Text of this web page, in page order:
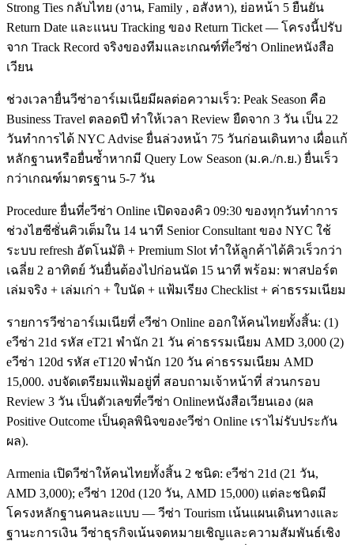
Strong Ties กลับไทย (งาน, Family , อสังหา), ย่อหน้า 5 ยืนยัน
Return Date และแนบ Tracking ของ Return Ticket — โครงนี้ปรับ
จาก Track Record จริงของทีมและเกณฑ์ที่eวีซ่า Onlineหนังสือ
เวียน
ช่วงเวลายื่นวีซ่าอาร์เมเนียมีผลต่อความเร็ว: Peak Season คือ
Business Travel ตลอดปี ทำให้เวลา Review ยืดจาก 3 วัน เป็น 22
วันทำการได้ NYC Advise ยื่นล่วงหน้า 75 วันก่อนเดินทาง เผื่อแก้
หลักฐานหรือยื่นซ้ำหากมี Query Low Season (ม.ค./ก.ย.) ยื่นเร็ว
กว่าเกณฑ์มาตรฐาน 5-7 วัน
Procedure ยื่นที่eวีซ่า Online เปิดจองคิว 09:30 ของทุกวันทำการ
ช่วงไฮซีซั่นคิวเต็มใน 14 นาที Senior Consultant ของ NYC ใช้
ระบบ refresh อัตโนมัติ + Premium Slot ทำให้ลูกค้าได้คิวเร็วกว่า
เฉลี่ย 2 อาทิตย์ วันยื่นต้องไปก่อนนัด 15 นาที พร้อม: พาสปอร์ต
เล่มจริง + เล่มเก่า + ใบนัด + แฟ้มเรียง Checklist + ค่าธรรมเนียม
รายการวีซ่าอาร์เมเนียที่ eวีซ่า Online ออกให้คนไทยทั้งสิ้น: (1)
eวีซ่า 21d รหัส eT21 พำนัก 21 วัน ค่าธรรมเนียม AMD 3,000 (2)
eวีซ่า 120d รหัส eT120 พำนัก 120 วัน ค่าธรรมเนียม AMD
15,000. งบจัดเตรียมแฟ้มอยู่ที่ สอบถามเจ้าหน้าที่ ส่วนกรอบ
Review 3 วัน เป็นตัวเลขที่eวีซ่า Onlineหนังสือเวียนเอง (ผล
Positive Outcome เป็นดุลพินิจของeวีซ่า Online เราไม่รับประกัน
ผล).
Armenia เปิดวีซ่าให้คนไทยทั้งสิ้น 2 ชนิด: eวีซ่า 21d (21 วัน,
AMD 3,000); eวีซ่า 120d (120 วัน, AMD 15,000) แต่ละชนิดมี
โครงหลักฐานคนละแบบ — วีซ่า Tourism เน้นแผนเดินทางและ
ฐานะการเงิน วีซ่าธุรกิจเน้นจดหมายเชิญและความสัมพันธ์เชิง